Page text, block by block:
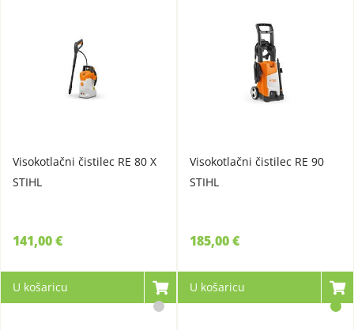
Visokotlačni čistilec RE 80 X
STIHL
141,00 €
U košaricu
Visokotlačni čistilec RE 90
STIHL
185,00 €
U košaricu